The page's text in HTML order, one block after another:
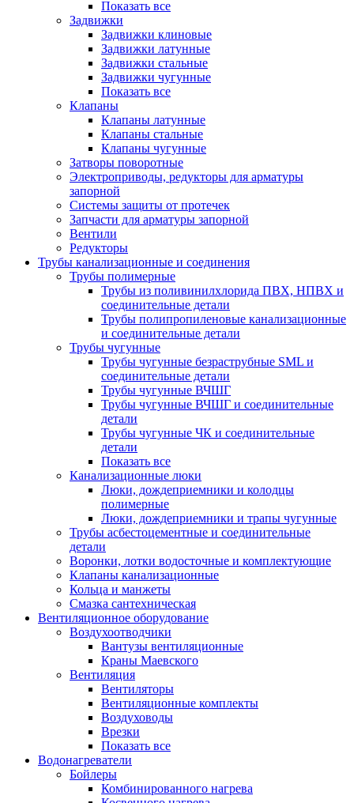
Показать все
Задвижки
Задвижки клиновые
Задвижки латунные
Задвижки стальные
Задвижки чугунные
Показать все
Клапаны
Клапаны латунные
Клапаны стальные
Клапаны чугунные
Затворы поворотные
Электроприводы, редукторы для арматуры
запорной
Системы защиты от протечек
Запчасти для арматуры запорной
Вентили
Редукторы
Трубы канализационные и соединения
Трубы полимерные
Трубы из поливинилхлорида ПВХ, НПВХ и
соединительные детали
Трубы полипропиленовые канализационные
и соединительные детали
Трубы чугунные
Трубы чугунные безраструбные SML и
соединительные детали
Трубы чугунные ВЧШГ
Трубы чугунные ВЧШГ и соединительные
детали
Трубы чугунные ЧК и соединительные
детали
Показать все
Канализационные люки
Люки, дождеприемники и колодцы
полимерные
Люки, дождеприемники и трапы чугунные
Трубы асбестоцементные и соединительные
детали
Воронки, лотки водосточные и комплектующие
Клапаны канализационные
Кольца и манжеты
Смазка сантехническая
Вентиляционное оборудование
Воздухоотводчики
Вантузы вентиляционные
Краны Маевского
Вентиляция
Вентиляторы
Вентиляционные комплекты
Воздуховоды
Врезки
Показать все
Водонагреватели
Бойлеры
Комбинированного нагрева